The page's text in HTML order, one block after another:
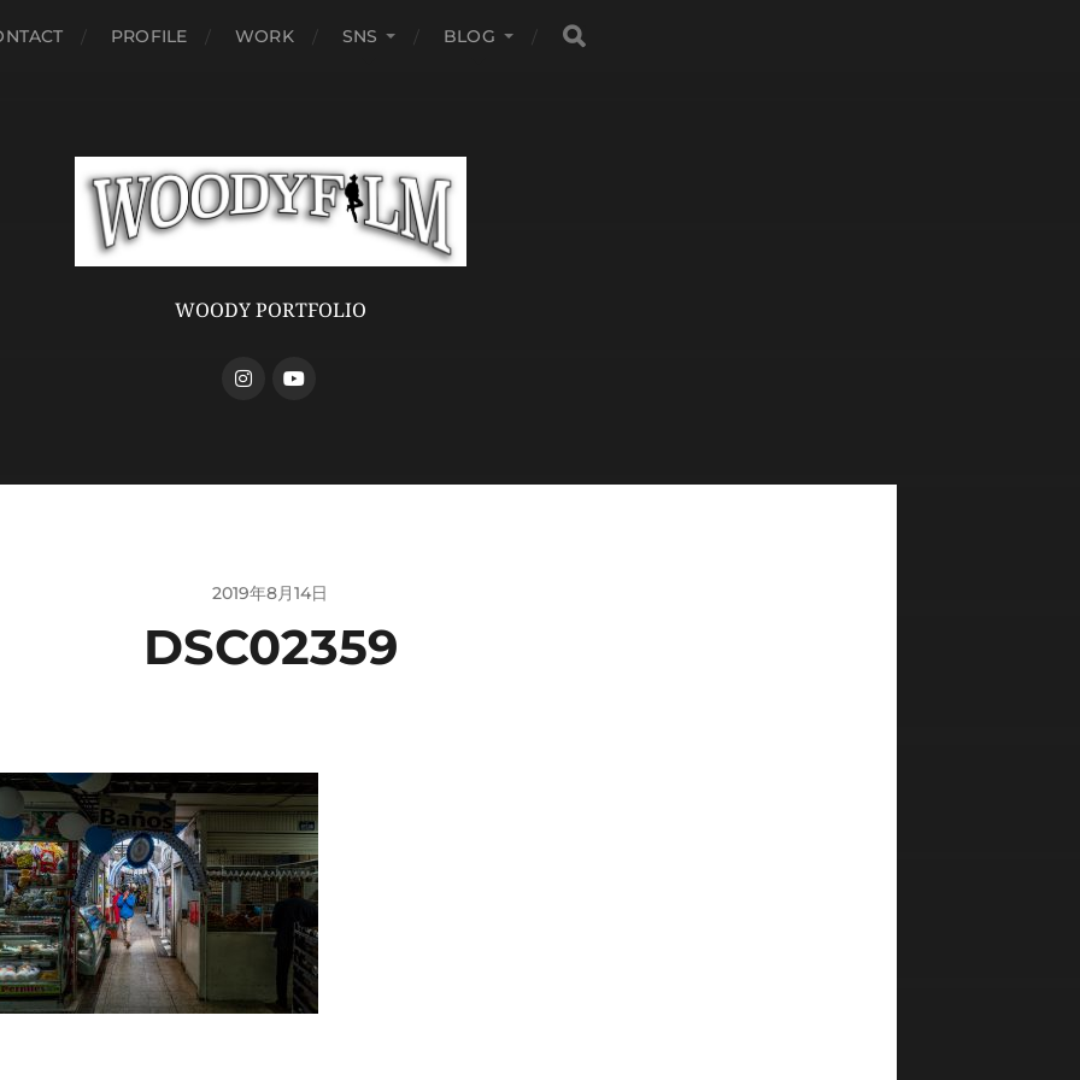
PROFILE WORK SNS BLOG
WOODY PORTFOLIO
2019年8月14日
DSC02359